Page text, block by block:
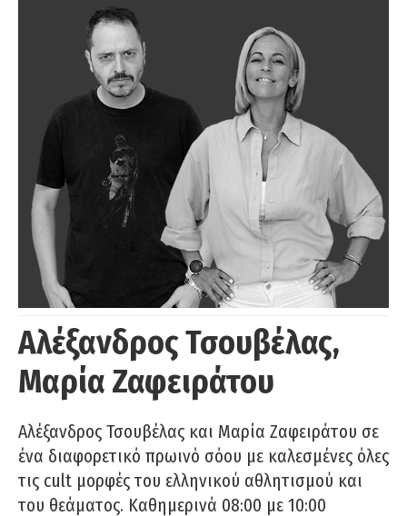
Αλέξανδρος Τσουβέλας,
Μαρία Ζαφειράτου
Αλέξανδρος Τσουβέλας και Μαρία Ζαφειράτου σε
ένα διαφορετικό πρωινό σόου με καλεσμένες όλες
τις cult μορφές του ελληνικού αθλητισμού και
του θεάματος. Καθημερινά 08:00 με 10:00